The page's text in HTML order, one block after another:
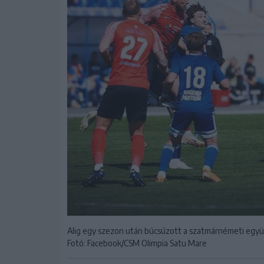
Alig egy szezon után búcsúzott a szatmárnémeti
Fotó: Facebook/CSM Olimpia Satu Mare